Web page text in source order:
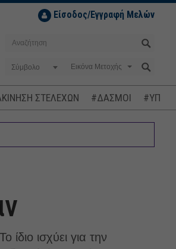
Είσοδος/Εγγραφή Μελών
Σύμβολο
ΣΤΕΛΕΧΩΝ #ΔΑΣΜΟΙ
ισχύει για την